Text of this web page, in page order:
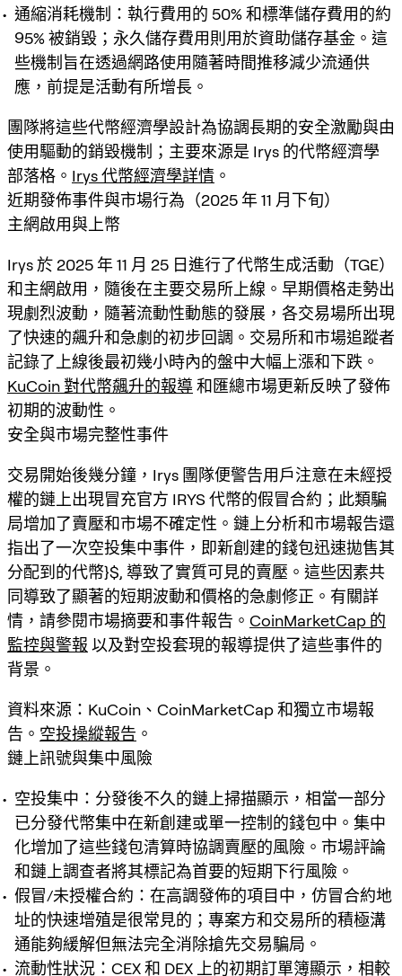
通縮消耗機制：執行費用的 50% 和標準儲存費用的約
95% 被銷毀；永久儲存費用則用於資助儲存基金。這
些機制旨在透過網路使用隨著時間推移減少流通供
應，前提是活動有所增長。
團隊將這些代幣經濟學設計為協調長期的安全激勵與由
使用驅動的銷毀機制；主要來源是 Irys 的代幣經濟學
部落格。 Irys 代幣經濟學詳情 。
近期發佈事件與市場行為（2025 年 11 月下旬）
主網啟用與上幣
Irys 於 2025 年 11 月 25 日進行了代幣生成活動（TGE）
和主網啟用，隨後在主要交易所上線。早期價格走勢出
現劇烈波動，隨著流動性動態的發展，各交易場所出現
了快速的飆升和急劇的初步回調。交易所和市場追蹤者
記錄了上線後最初幾小時內的盤中大幅上漲和下跌。
KuCoin 對代幣飆升的報導和匯總市場更新反映了發佈
初期的波動性。
安全與市場完整性事件
交易開始後幾分鐘，Irys 團隊便警告用戶注意在未經授
權的鏈上出現冒充官方 IRYS 代幣的假冒合約；此類騙
局增加了賣壓和市場不確定性。鏈上分析和市場報告還
指出了一次空投集中事件，即新創建的錢包迅速拋售其
分配到的代幣}$, 導致了實質可見的賣壓。這些因素共
同導致了顯著的短期波動和價格的急劇修正。有關詳
情，請參閱市場摘要和事件報告。 CoinMarketCap 的
監控與警報 以及對空投套現的報導提供了這些事件的
背景。
資料來源：KuCoin、CoinMarketCap 和獨立市場報
告。 空投操縱報告 。
鏈上訊號與集中風險
空投集中：分發後不久的鏈上掃描顯示，相當一部分
已分發代幣集中在新創建或單一控制的錢包中。集中
化增加了這些錢包清算時協調賣壓的風險。市場評論
和鏈上調查者將其標記為首要的短期下行風險。
假冒/未授權合約：在高調發佈的項目中，仿冒合約地
址的快速增殖是很常見的；專案方和交易所的積極溝
通能夠緩解但無法完全消除搶先交易騙局。
流動性狀況：CEX 和 DEX 上的初期訂單簿顯示，相較